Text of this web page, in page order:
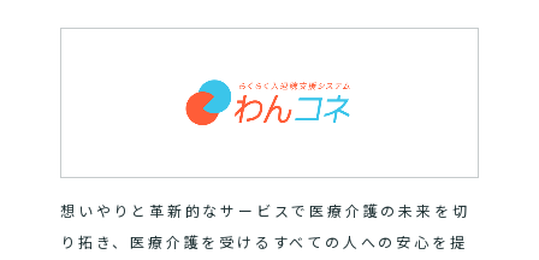
想いやりと革新的なサービスで医療介護の未来を切
り拓き、医療介護を受けるすべての人への安心を提